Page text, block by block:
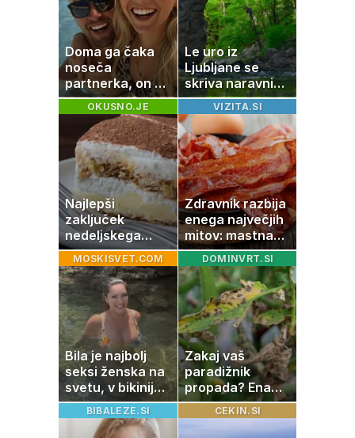
Doma ga čaka
noseča
partnerka, on pa
dopustuje z
drugo
Le uro iz
Ljubljane se
skriva naravni
čudež, ki je kot
ustvarjen za
družinski izlet
OKUSNO.JE
Najlepši
zaključek
nedeljskega
kosila: 8 sladic
brez peke, ki se
jih vsi veselijo
VIZITA.SI
Zdravnik razbija
enega največjih
mitov: mastna
jetra ne
nastanejo zaradi
slanine, temveč
zaradi živila, ki
ga imamo vsi
radi
MOSKISVET.COM
Bila je najbolj
seksi ženska na
svetu, v bikiniju
znova navdušila
DOMINVRT.SI
Zakaj vaš
paradižnik
propada? Ena
napaka lahko
uniči rastline –
tako jih rešite
BIBALEZE.SI CEKIN.SI